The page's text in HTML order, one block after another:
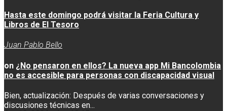
Hasta este domingo podrá visitar la Feria Cultura y
Libros de El Tesoro
Juan Pablo Bello
on ¿No pensaron en ellos? La nueva app Mi Bancolombia
no es accesible para personas con discapacidad visual
Bien, actualización: Después de varias conversaciones y
discusiones técnicas en...